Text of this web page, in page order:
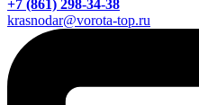
+7 (861) 298-34-38
krasnodar@vorota-top.ru